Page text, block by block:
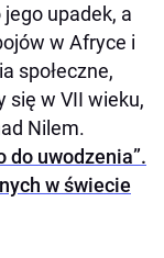
jego upadek, a
w Afryce i
społeczne,
się w VII wieku,
Nilem.
do uwodzenia”.
w świecie